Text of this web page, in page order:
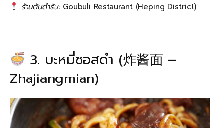
ร้านต้นตำรับ:Goubuli Restaurant (Heping District)
3. บะหมี่ซอสดำ (炸酱面 –
Zhajiangmian)